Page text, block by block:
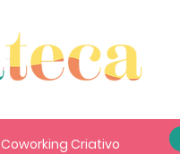
Coworking Criativo